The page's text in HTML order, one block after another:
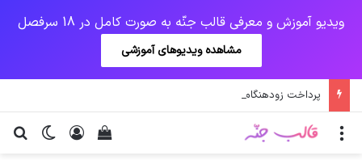
ویدیو آموزش و معرفی قالب جنّه به صورت کامل در 18 سرفصل
مشاهده ویدیوهای آموزشی
تغییر ورود
دیدن سبد خرید منو